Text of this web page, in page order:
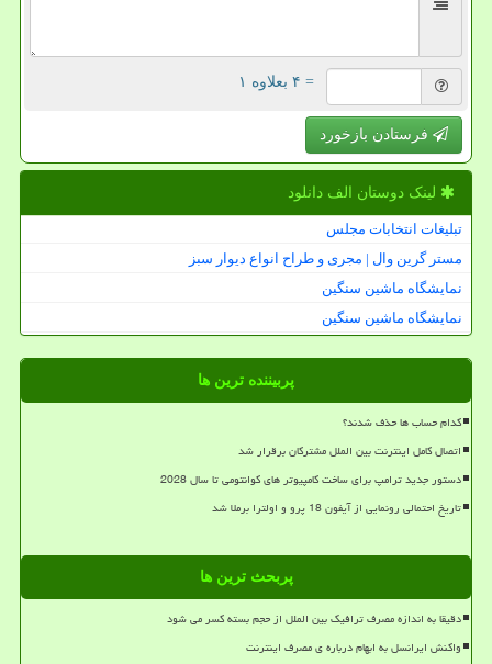
= ۴ بعلاوه ۱
فرستادن بازخورد
لینک دوستان الف دانلود
تبلیغات انتخابات مجلس
مستر گرین وال | مجری و طراح انواع دیوار سبز
نمایشگاه ماشین سنگین
نمایشگاه ماشین سنگین
پربیننده ترین ها
کدام حساب ها حذف شدند؟
اتصال کامل اینترنت بین الملل مشترکان برقرار شد
دستور جدید ترامپ برای ساخت کامپیوتر های کوانتومی تا سال 2028
تاریخ احتمالی رونمایی از آیفون 18 پرو و اولترا برملا شد
پربحث ترین ها
دقیقا به اندازه مصرف ترافیک بین الملل از حجم بسته کسر می شود
واکنش ایرانسل به ابهام درباره ی مصرف اینترنت